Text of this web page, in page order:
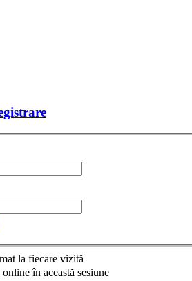
la fiecare vizită
în această sesiune